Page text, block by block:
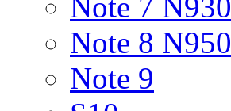
Note 8 N950
Note 9